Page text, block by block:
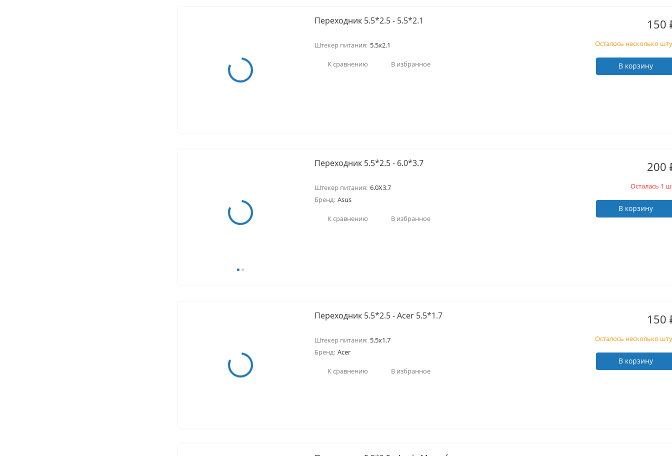
Переходник 5.5*2.5 - 5.5*2.1
Штекер питания: 5.5x2.1
К сравнению В избранное
150
Осталось несколько
В корзину
Переходник 5.5*2.5 - 6.0*3.7
Штекер питания: 6.0X3.7
Бренд: Asus
К сравнению В избранное
200
Осталась 1
В корзину
Переходник 5.5*2.5 - Acer 5.5*1.7
Штекер питания: 5.5x1.7
Бренд: Acer
К сравнению В избранное
150
Осталось несколько
В корзину